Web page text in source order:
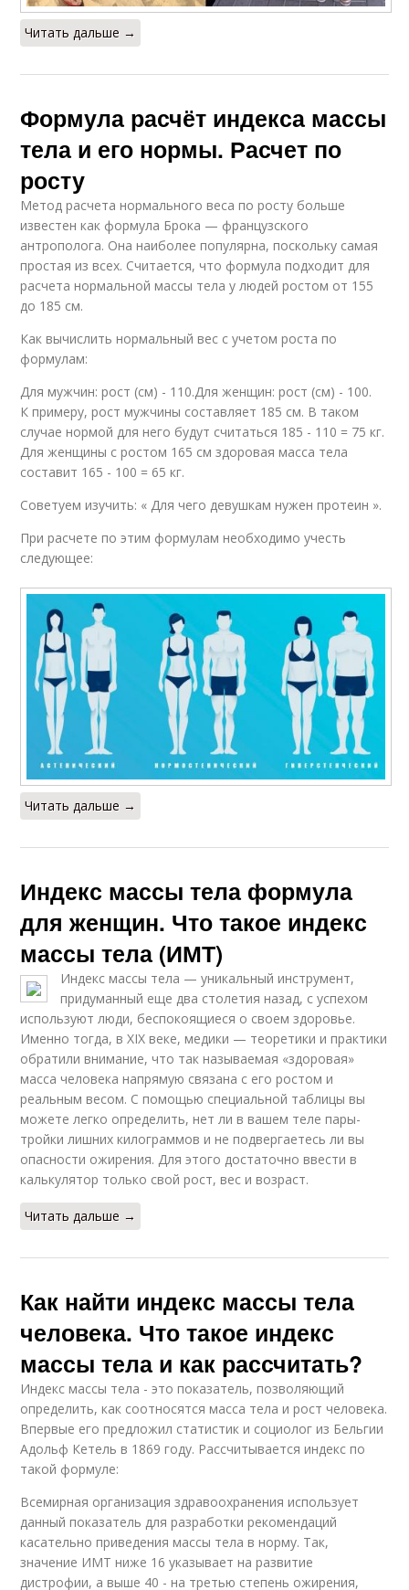
Читать дальше →
Формула расчёт индекса массы
тела и его нормы. Расчет по
росту
Метод расчета нормального веса по росту больше
известен как формула Брока — французского
антрополога. Она наиболее популярна, поскольку самая
простая из всех. Считается, что формула подходит для
расчета нормальной массы тела у людей ростом от 155
до 185 см.
Как вычислить нормальный вес с учетом роста по
формулам:
Для мужчин: рост (см) - 110.Для женщин: рост (см) - 100.
К примеру, рост мужчины составляет 185 см. В таком
случае нормой для него будут считаться 185 - 110 = 75 кг.
Для женщины с ростом 165 см здоровая масса тела
составит 165 - 100 = 65 кг.
Советуем изучить: « Для чего девушкам нужен протеин ».
При расчете по этим формулам необходимо учесть
следующее:
Читать дальше →
Индекс массы тела формула
для женщин. Что такое индекс
массы тела (ИМТ)
Индекс массы тела — уникальный инструмент,
придуманный еще два столетия назад, с успехом
используют люди, беспокоящиеся о своем здоровье.
Именно тогда, в XIX веке, медики — теоретики и практики
обратили внимание, что так называемая «здоровая»
масса человека напрямую связана с его ростом и
реальным весом. С помощью специальной таблицы вы
можете легко определить, нет ли в вашем теле пары-
тройки лишних килограммов и не подвергаетесь ли вы
опасности ожирения. Для этого достаточно ввести в
калькулятор только свой рост, вес и возраст.
Читать дальше →
Как найти индекс массы тела
человека. Что такое индекс
массы тела и как рассчитать?
Индекс массы тела - это показатель, позволяющий
определить, как соотносятся масса тела и рост человека.
Впервые его предложил статистик и социолог из Бельгии
Адольф Кетель в 1869 году. Рассчитывается индекс по
такой формуле:
Всемирная организация здравоохранения использует
данный показатель для разработки рекомендаций
касательно приведения массы тела в норму. Так,
значение ИМТ ниже 16 указывает на развитие
дистрофии, а выше 40 - на третью степень ожирения,